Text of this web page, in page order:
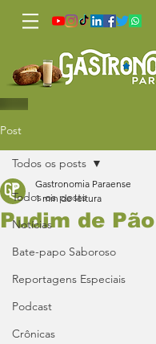
Post
Todos os posts
Notícias
Bate-papo Saboroso
Reportagens Especiais
Podcast
Crônicas
Todos os posts
Pudim de Pão
Gastronomia Paraense
1 min de leitura